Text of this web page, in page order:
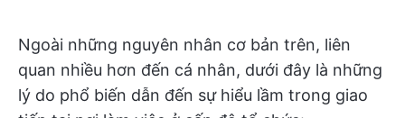
Ngoài những nguyên nhân cơ bản trên, liên
quan nhiều hơn đến cá nhân, dưới đây là những
lý do phổ biến dẫn đến sự hiểu lầm trong giao